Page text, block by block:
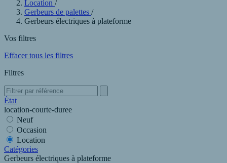
Location /
Gerbeurs de palettes /
Gerbeurs électriques à plateforme
Vos filtres
Effacer tous les filtres
Filtres
État
location-courte-duree
Neuf
Occasion
Location
Catégories
Gerbeurs électriques à plateforme